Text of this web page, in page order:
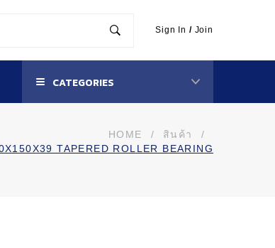
Sign In / Join
CATEGORIES
HOME / สินค้า
/
TAPERED ROLLER BEARING